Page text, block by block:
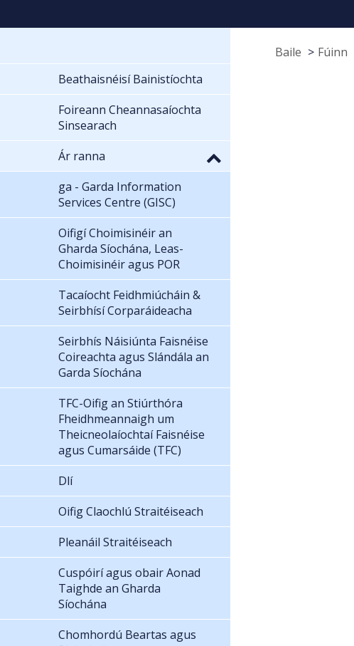
Baile Fúinn
Beathaisnéisí Bainistíochta
Foireann Cheannasaíochta
Sinsearach
Ár ranna
ga - Garda Information
Services Centre (GISC)
Oifigí Choimisinéir an
Gharda Síochána, Leas-
Choimisinéir agus POR
Tacaíocht Feidhmiúcháin &
Seirbhísí Corparáideacha
Seirbhís Náisiúnta Faisnéise
Coireachta agus Slándála an
Garda Síochána
TFC-Oifig an Stiúrthóra
Fheidhmeannaigh um
Theicneolaíochtaí Faisnéise
agus Cumarsáide (TFC)
Dlí
Oifig Claochlú Straitéiseach
Pleanáil Straitéiseach
Cuspóirí agus obair Aonad
Taighde an Gharda
Síochána
Chomhordú Beartas agus